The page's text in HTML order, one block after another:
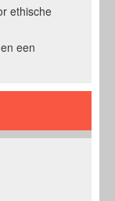
ethische
een